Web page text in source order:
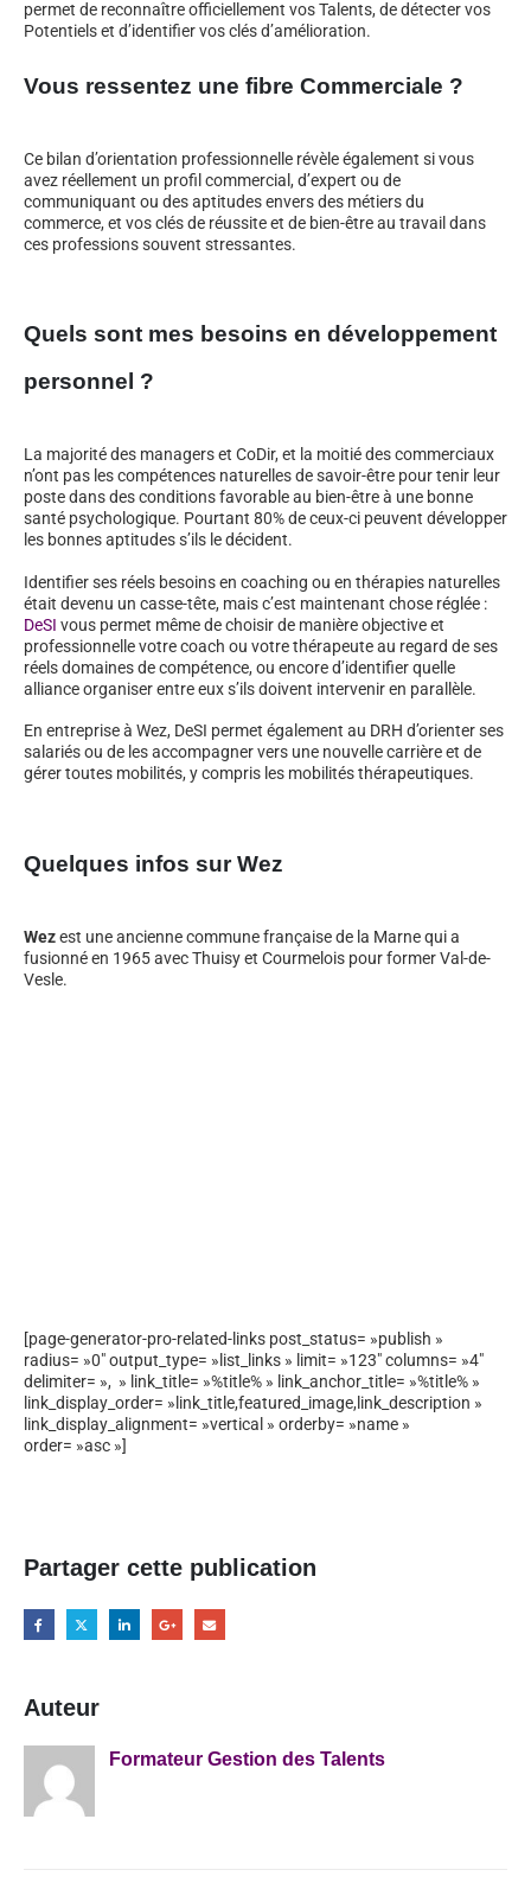
permet de reconnaître officiellement vos Talents, de détecter vos
Potentiels et d’identifier vos clés d’amélioration.
Vous ressentez une fibre Commerciale ?
Ce bilan d’orientation professionnelle révèle également si vous
avez réellement un profil commercial, d’expert ou de
communiquant ou des aptitudes envers des métiers du
commerce, et vos clés de réussite et de bien-être au travail dans
ces professions souvent stressantes.
Quels sont mes besoins en développement
personnel ?
La majorité des managers et CoDir, et la moitié des commerciaux
n’ont pas les compétences naturelles de savoir-être pour tenir leur
poste dans des conditions favorable au bien-être à une bonne
santé psychologique. Pourtant 80% de ceux-ci peuvent développer
les bonnes aptitudes s’ils le décident.
Identifier ses réels besoins en coaching ou en thérapies naturelles
était devenu un casse-tête, mais c’est maintenant chose réglée :
DeSI vous permet même de choisir de manière objective et
professionnelle votre coach ou votre thérapeute au regard de ses
réels domaines de compétence, ou encore d’identifier quelle
alliance organiser entre eux s’ils doivent intervenir en parallèle.
En entreprise à Wez, DeSI permet également au DRH d’orienter ses
salariés ou de les accompagner vers une nouvelle carrière et de
gérer toutes mobilités, y compris les mobilités thérapeutiques.
Quelques infos sur Wez
Wezest une ancienne commune française de la Marne qui a
fusionné en 1965 avec Thuisy et Courmelois pour former Val-de-
Vesle.
[page-generator-pro-related-links post_status= »publish »
radius= »0″ output_type= »list_links » limit= »123″ columns= »4″
delimiter= », » link_title= »%title% » link_anchor_title= »%title% »
link_display_order= »link_title,featured_image,link_description »
link_display_alignment= »vertical » orderby= »name »
order= »asc »]
Partager cette publication
Auteur
Formateur Gestion des Talents